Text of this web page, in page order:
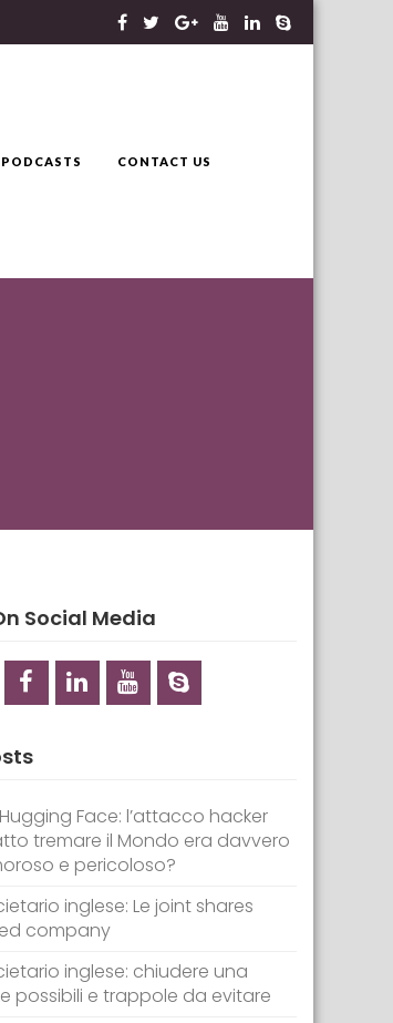
PODCASTS CONTACT US
Social Media
Face: l’attacco hacker
tremare il Mondo era davvero
e pericoloso?
inglese: Le joint shares
company
inglese: chiudere una
possibili e trappole da evitare